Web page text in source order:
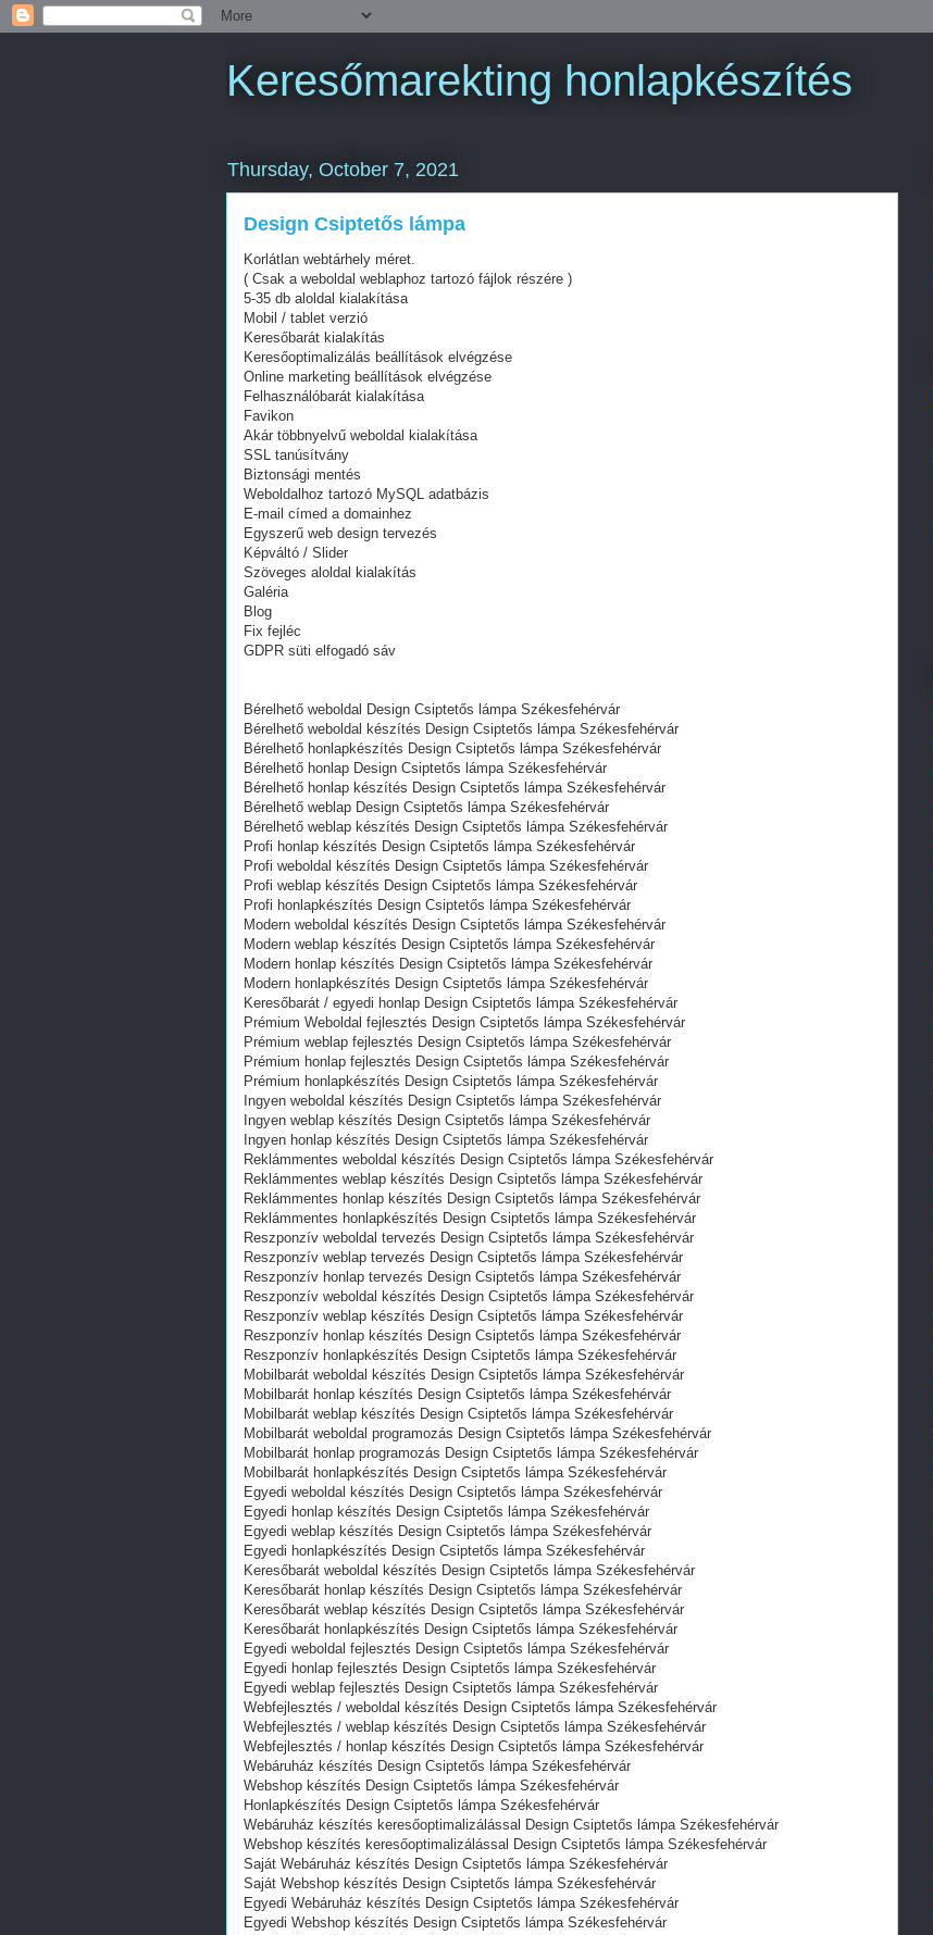
Keresőmarekting honlapkészítés
Thursday, October 7, 2021
Design Csiptetős lámpa
Korlátlan webtárhely méret.
( Csak a weboldal weblaphoz tartozó fájlok részére )
5-35 db aloldal kialakítása
Mobil / tablet verzió
Keresőbarát kialakítás
Keresőoptimalizálás beállítások elvégzése
Online marketing beállítások elvégzése
Felhasználóbarát kialakítása
Favikon
Akár többnyelvű weboldal kialakítása
SSL tanúsítvány
Biztonsági mentés
Weboldalhoz tartozó MySQL adatbázis
E-mail címed a domainhez
Egyszerű web design tervezés
Képváltó / Slider
Szöveges aloldal kialakítás
Galéria
Blog
Fix fejléc
GDPR süti elfogadó sáv
Bérelhető weboldal Design Csiptetős lámpa Székesfehérvár
Bérelhető weboldal‎ készítés Design Csiptetős lámpa Székesfehérvár
Bérelhető honlapkészítés Design Csiptetős lámpa Székesfehérvár
Bérelhető honlap Design Csiptetős lámpa Székesfehérvár
Bérelhető honlap készítés Design Csiptetős lámpa Székesfehérvár
Bérelhető weblap Design Csiptetős lámpa Székesfehérvár
Bérelhető weblap készítés Design Csiptetős lámpa Székesfehérvár
Profi honlap készítés Design Csiptetős lámpa Székesfehérvár
Profi weboldal készítés Design Csiptetős lámpa Székesfehérvár
Profi weblap készítés Design Csiptetős lámpa Székesfehérvár
Profi honlapkészítés Design Csiptetős lámpa Székesfehérvár
Modern weboldal készítés Design Csiptetős lámpa Székesfehérvár
Modern weblap készítés Design Csiptetős lámpa Székesfehérvár
Modern honlap készítés Design Csiptetős lámpa Székesfehérvár
Modern honlapkészítés Design Csiptetős lámpa Székesfehérvár
Keresőbarát / egyedi honlap‎ Design Csiptetős lámpa Székesfehérvár
Prémium Weboldal fejlesztés‎ Design Csiptetős lámpa Székesfehérvár
Prémium weblap fejlesztés‎ Design Csiptetős lámpa Székesfehérvár
Prémium honlap fejlesztés‎ Design Csiptetős lámpa Székesfehérvár
Prémium honlapkészítés‎ Design Csiptetős lámpa Székesfehérvár
Ingyen weboldal készítés Design Csiptetős lámpa Székesfehérvár
Ingyen weblap készítés Design Csiptetős lámpa Székesfehérvár
Ingyen honlap készítés Design Csiptetős lámpa Székesfehérvár
Reklámmentes weboldal készítés Design Csiptetős lámpa Székesfehérvár
Reklámmentes weblap készítés Design Csiptetős lámpa Székesfehérvár
Reklámmentes honlap készítés Design Csiptetős lámpa Székesfehérvár
Reklámmentes honlapkészítés Design Csiptetős lámpa Székesfehérvár
Reszponzív weboldal tervezés Design Csiptetős lámpa Székesfehérvár
Reszponzív weblap tervezés Design Csiptetős lámpa Székesfehérvár
Reszponzív honlap tervezés Design Csiptetős lámpa Székesfehérvár
Reszponzív weboldal készítés Design Csiptetős lámpa Székesfehérvár
Reszponzív weblap készítés Design Csiptetős lámpa Székesfehérvár
Reszponzív honlap készítés Design Csiptetős lámpa Székesfehérvár
Reszponzív honlapkészítés Design Csiptetős lámpa Székesfehérvár
Mobilbarát weboldal készítés Design Csiptetős lámpa Székesfehérvár
Mobilbarát honlap készítés Design Csiptetős lámpa Székesfehérvár
Mobilbarát weblap készítés Design Csiptetős lámpa Székesfehérvár
Mobilbarát weboldal programozás Design Csiptetős lámpa Székesfehérvár
Mobilbarát honlap programozás Design Csiptetős lámpa Székesfehérvár
Mobilbarát honlapkészítés Design Csiptetős lámpa Székesfehérvár
Egyedi weboldal készítés Design Csiptetős lámpa Székesfehérvár
Egyedi honlap készítés Design Csiptetős lámpa Székesfehérvár
Egyedi weblap készítés Design Csiptetős lámpa Székesfehérvár
Egyedi honlapkészítés Design Csiptetős lámpa Székesfehérvár
Keresőbarát weboldal készítés Design Csiptetős lámpa Székesfehérvár
Keresőbarát honlap készítés Design Csiptetős lámpa Székesfehérvár
Keresőbarát weblap készítés Design Csiptetős lámpa Székesfehérvár
Keresőbarát honlapkészítés Design Csiptetős lámpa Székesfehérvár
Egyedi weboldal fejlesztés Design Csiptetős lámpa Székesfehérvár
Egyedi honlap fejlesztés Design Csiptetős lámpa Székesfehérvár
Egyedi weblap fejlesztés Design Csiptetős lámpa Székesfehérvár
Webfejlesztés / weboldal készítés Design Csiptetős lámpa Székesfehérvár
Webfejlesztés / weblap készítés Design Csiptetős lámpa Székesfehérvár
Webfejlesztés / honlap készítés Design Csiptetős lámpa Székesfehérvár
Webáruház készítés Design Csiptetős lámpa Székesfehérvár
Webshop készítés Design Csiptetős lámpa Székesfehérvár
Honlapkészítés Design Csiptetős lámpa Székesfehérvár
Webáruház készítés keresőoptimalizálással Design Csiptetős lámpa Székesfehérvár
Webshop készítés keresőoptimalizálással Design Csiptetős lámpa Székesfehérvár
Saját Webáruház készítés Design Csiptetős lámpa Székesfehérvár
Saját Webshop készítés Design Csiptetős lámpa Székesfehérvár
Egyedi Webáruház készítés Design Csiptetős lámpa Székesfehérvár
Egyedi Webshop készítés Design Csiptetős lámpa Székesfehérvár